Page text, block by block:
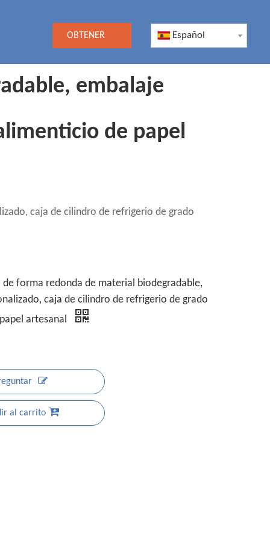
OBTENER
COTIZACIÓN
Español
embalaje
de papel
caja de cilindro de refrigerio de grado
de forma redonda de material biodegradable,
caja de cilindro de refrigerio de grado
artesanal
al carrito